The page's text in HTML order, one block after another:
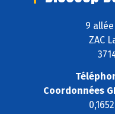
9
ZAC
Coordonnées